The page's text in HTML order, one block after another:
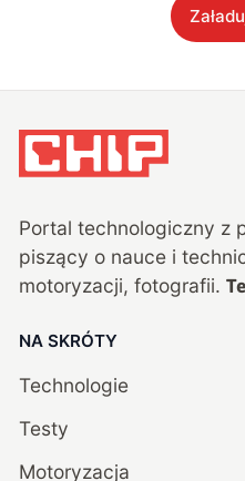
Portal technologiczny z
piszący o nauce i
motoryzacji, fotografii.
NA SKRÓTY
Technologie
Testy
Motoryzacja